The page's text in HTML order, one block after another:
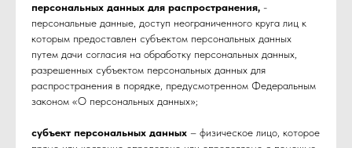
персональных данных для распространения, -
персональные данные, доступ неограниченного круга лиц к
которым предоставлен субъектом персональных данных
путем дачи согласия на обработку персональных данных,
разрешенных субъектом персональных данных для
распространения в порядке, предусмотренном Федеральным
законом «О персональных данных»;
субъект персональных данных – физическое лицо, которое